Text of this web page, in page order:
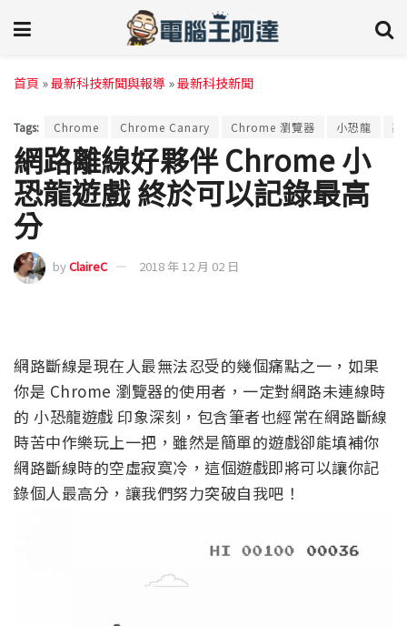
首頁 »最新科技新聞與報導 »最新科技新聞
Tags: Chrome Chrome Canary Chrome 瀏覽器 小恐龍 離
網路離線好夥伴 Chrome 小
恐龍遊戲 終於可以記錄最高
分
byClaireC 2018 年 12 月 02 日
網路斷線是現在人最無法忍受的幾個痛點之一，如果
你是 Chrome 瀏覽器的使用者，一定對網路未連線時
的 小恐龍遊戲 印象深刻，包含筆者也經常在網路斷線
時苦中作樂玩上一把，雖然是簡單的遊戲卻能填補你
網路斷線時的空虛寂寞冷，這個遊戲即將可以讓你記
錄個人最高分，讓我們努力突破自我吧！